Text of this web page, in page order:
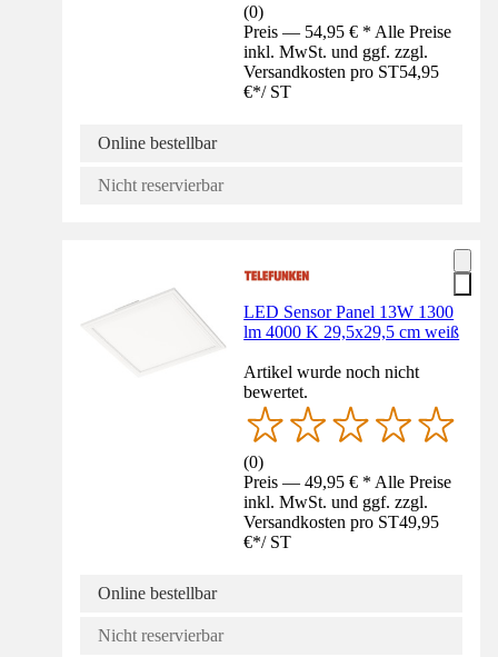
(0)
Preis — 54,95 € * Alle Preise
inkl. MwSt. und ggf. zzgl.
Versandkosten pro ST54,95
€*/ ST
Online bestellbar
Nicht reservierbar
LED Sensor Panel 13W 1300
lm 4000 K 29,5x29,5 cm weiß
Artikel wurde noch nicht
bewertet.
(0)
Preis — 49,95 € * Alle Preise
inkl. MwSt. und ggf. zzgl.
Versandkosten pro ST49,95
€*/ ST
Online bestellbar
Nicht reservierbar